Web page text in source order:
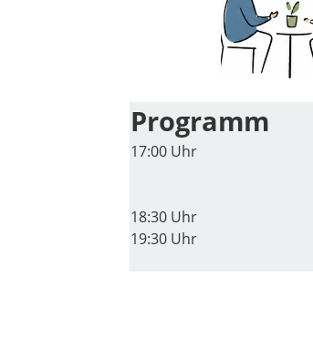
Programm
17:00 Uhr
18:30 Uhr
19:30 Uhr